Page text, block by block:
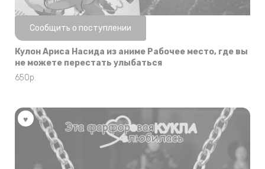
Нет в наличии
Сообщить о поступлении
Кулон Ариса Насида из аниме Рабочее место, где вы
не можете перестать улыбаться
650р.